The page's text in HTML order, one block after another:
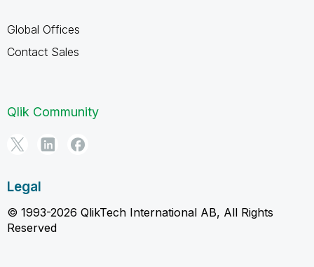
Global Offices
Contact Sales
Qlik Community
Legal
© 1993-2026 QlikTech International AB, All Rights
Reserved